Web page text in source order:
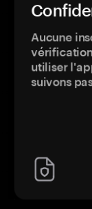
Aucune
utiliser
suivons